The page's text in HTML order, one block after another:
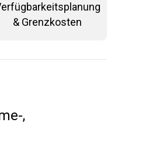
& Grenzkosten
,